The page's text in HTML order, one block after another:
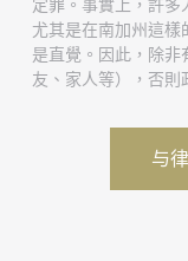
定罪。事實上，許多
尤其是在南加州這
是直覺。因此，除
友、家人等），否則
与